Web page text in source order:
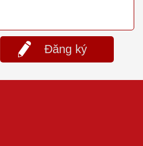
Đăng ký